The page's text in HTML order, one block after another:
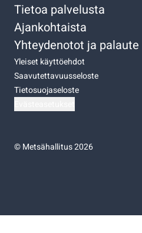
Tietoa palvelusta
Ajankohtaista
Yhteydenotot ja palaute
Yleiset käyttöehdot
Saavutettavuusseloste
Tietosuojaseloste
©Metsähallitus 2026